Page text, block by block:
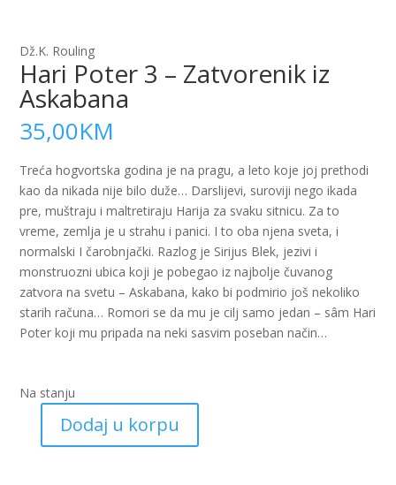
Dž.K. Rouling
Hari Poter 3 – Zatvorenik iz
Askabana
35,00KM
Treća hogvortska godina je na pragu, a leto koje joj prethodi
kao da nikada nije bilo duže… Darslijevi, suroviji nego ikada
pre, muštraju i maltretiraju Harija za svaku sitnicu. Za to
vreme, zemlja je u strahu i panici. I to oba njena sveta, i
normalski I čarobnjački. Razlog je Sirijus Blek, jezivi i
monstruozni ubica koji je pobegao iz najbolje čuvanog
zatvora na svetu – Askabana, kako bi podmirio još nekoliko
starih računa… Romori se da mu je cilj samo jedan – sâm Hari
Poter koji mu pripada na neki sasvim poseban način…
Na stanju
Dodaj u korpu